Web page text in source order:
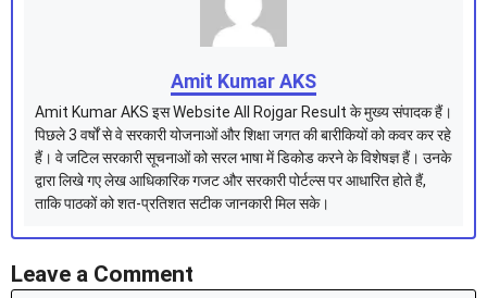
Amit Kumar AKS
Amit Kumar AKS इस Website All Rojgar Result के मुख्य संपादक हैं।
पिछले 3 वर्षों से वे सरकारी योजनाओं और शिक्षा जगत की बारीकियों को कवर कर रहे
हैं। वे जटिल सरकारी सूचनाओं को सरल भाषा में डिकोड करने के विशेषज्ञ हैं। उनके
द्वारा लिखे गए लेख आधिकारिक गजट और सरकारी पोर्टल्स पर आधारित होते हैं,
ताकि पाठकों को शत-प्रतिशत सटीक जानकारी मिल सके।
Leave a Comment